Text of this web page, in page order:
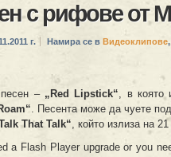
с рифове от
г. Намира се в Видеоклипове,
– „Red Lipstick“ , в
. Песента може да чуете
That Talk“ , който излиза на
a Flash Player upgrade or you